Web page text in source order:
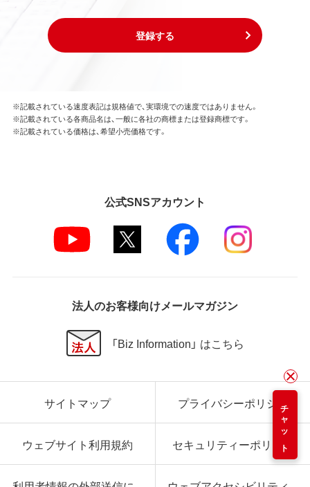
登録する
チャット
※記載されている速度表記は規格値で、実環境での速度ではありません。
※記載されている各商品名は、一般に各社の商標または登録商標です。
※記載されている価格は、希望小売価格です。
公式SNSアカウント
法人のお客様向けメールマガジン
「Biz Information」 はこちら
サイトマップ プライバシーポリシー
ウェブサイト利用規約 セキュリティーポリシー